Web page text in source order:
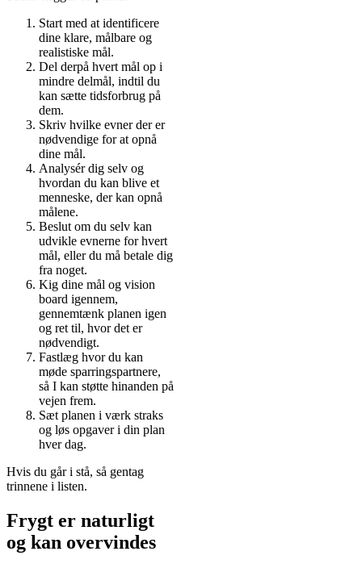
Start med at identificere
dine klare, målbare og
realistiske mål.
Del derpå hvert mål op i
mindre delmål, indtil du
kan sætte tidsforbrug på
dem.
Skriv hvilke evner der er
nødvendige for at opnå
dine mål.
Analysér dig selv og
hvordan du kan blive et
menneske, der kan opnå
målene.
Beslut om du selv kan
udvikle evnerne for hvert
mål, eller du må betale dig
fra noget.
Kig dine mål og vision
board igennem,
gennemtænk planen igen
og ret til, hvor det er
nødvendigt.
Fastlæg hvor du kan
møde sparringspartnere,
så I kan støtte hinanden på
vejen frem.
Sæt planen i værk straks
og løs opgaver i din plan
hver dag.
Hvis du går i stå, så gentag
trinnene i listen.
Frygt er naturligt
og kan overvindes